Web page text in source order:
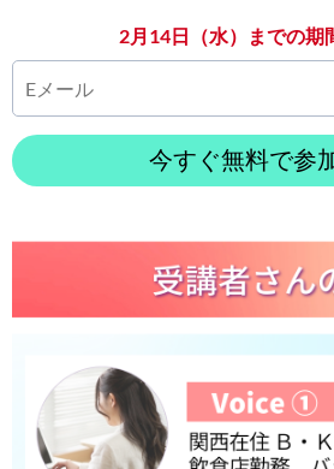
2月14日（水）までの期
今すぐ無料で参